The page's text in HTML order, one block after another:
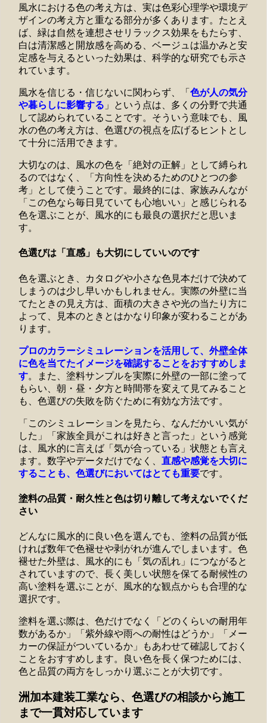
風水における色の考え方は、実は色彩心理学や環境デ
ザインの考え方と重なる部分が多くあります。たとえ
ば、緑は自然を連想させリラックス効果をもたらす、
白は清潔感と開放感を高める、ベージュは温かみと安
定感を与えるといった効果は、科学的な研究でも示さ
れています。
風水を信じる・信じないに関わらず、「 色が人の気分
や暮らしに影響する 」という点は、多くの分野で共通
して認められていることです。そういう意味でも、風
水の色の考え方は、色選びの視点を広げるヒントとし
て十分に活用できます。
大切なのは、風水の色を「絶対の正解」として縛られ
るのではなく、「方向性を決めるためのひとつの参
考」として使うことです。最終的には、家族みんなが
「この色なら毎日見ていても心地いい」と感じられる
色を選ぶことが、風水的にも最良の選択だと思いま
す。
色選びは「直感」も大切にしていいのです
色を選ぶとき、カタログや小さな色見本だけで決めて
しまうのは少し早いかもしれません。実際の外壁に当
てたときの見え方は、面積の大きさや光の当たり方に
よって、見本のときとはかなり印象が変わることがあ
ります。
プロのカラーシミュレーションを活用して、外壁全体
に色を当てたイメージを確認することをおすすめしま
す。また、塗料サンプルを実際に外壁の一部に塗って
もらい、朝・昼・夕方と時間帯を変えて見てみること
も、色選びの失敗を防ぐために有効な方法です。
「このシミュレーションを見たら、なんだかいい気が
した」「家族全員がこれは好きと言った」という感覚
は、風水的に言えば「気が合っている」状態とも言え
ます。数字やデータだけでなく、 直感や感覚を大切に
することも、色選びにおいてはとても重要です。
塗料の品質・耐久性と色は切り離して考えないでくだ
さい
どんなに風水的に良い色を選んでも、塗料の品質が低
ければ数年で色褪せや剥がれが進んでしまいます。色
褪せた外壁は、風水的にも「気の乱れ」につながると
されていますので、長く美しい状態を保てる耐候性の
高い塗料を選ぶことが、風水的な観点からも合理的な
選択です。
塗料を選ぶ際は、色だけでなく「どのくらいの耐用年
数があるか」「紫外線や雨への耐性はどうか」「メー
カーの保証がついているか」もあわせて確認しておく
ことをおすすめします。良い色を長く保つためには、
色と品質の両方をしっかり選ぶことが大切です。
洲加本建装工業なら、色選びの相談から施工
まで一貫対応しています